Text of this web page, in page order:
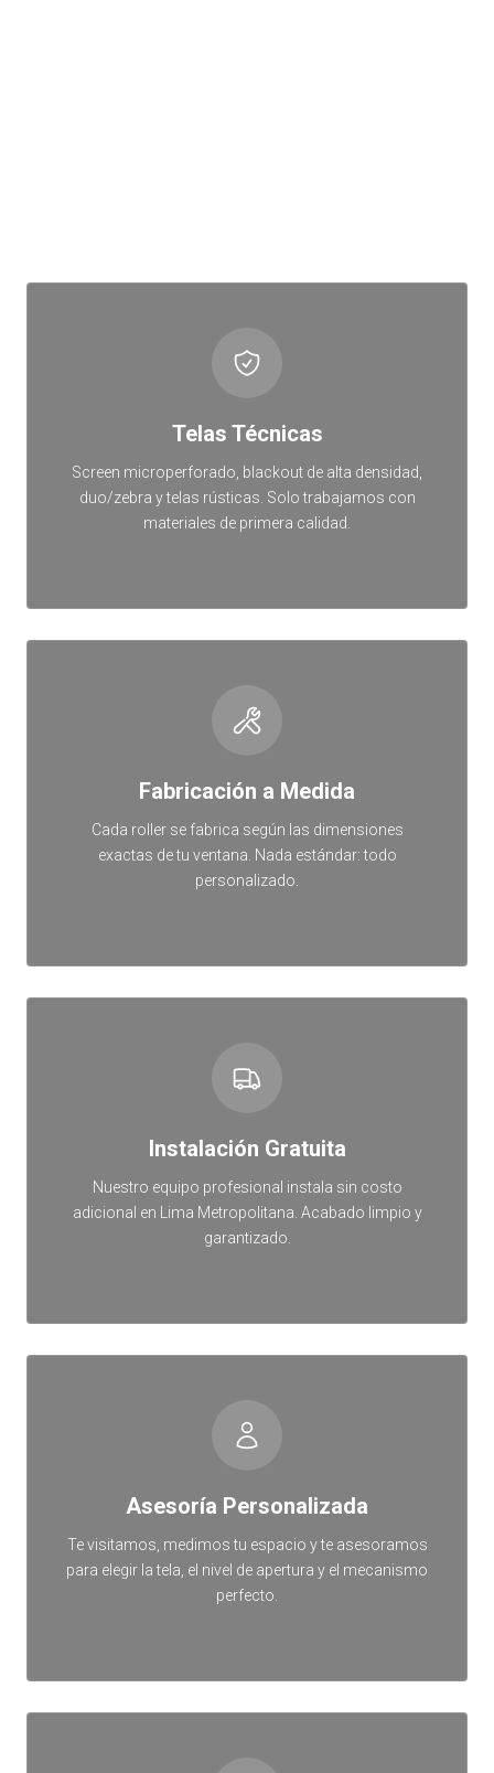
Telas Técnicas
Screen microperforado, blackout de alta densidad,
duo/zebra y telas rústicas. Solo trabajamos con
materiales de primera calidad.
Fabricación a Medida
Cada roller se fabrica según las dimensiones
exactas de tu ventana. Nada estándar: todo
personalizado.
Instalación Gratuita
Nuestro equipo profesional instala sin costo
adicional en Lima Metropolitana. Acabado limpio y
garantizado.
Asesoría Personalizada
Te visitamos, medimos tu espacio y te asesoramos
para elegir la tela, el nivel de apertura y el mecanismo
perfecto.